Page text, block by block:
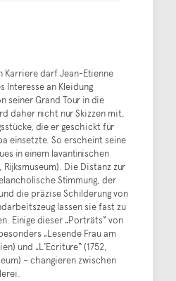
Karriere darf Jean-Etienne
Interesse an Kleidung
seiner Grand Tour in die
daher nicht nur Skizzen mit,
die er geschickt für
einsetzte. So erscheint seine
in einem lavantinischen
Rijksmuseum). Die Distanz zur
Stimmung, der
die präzise Schilderung von
lassen sie fast zu
Einige dieser „Porträts“ von
„Lesende Frau am
und „L’Ecriture“ (1752,
– changieren zwischen